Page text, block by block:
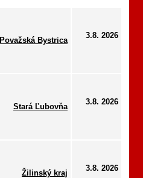
Považská Bystrica
3.8. 2026
Stará Ľubovňa
3.8. 2026
Žilinský kraj
3.8. 2026